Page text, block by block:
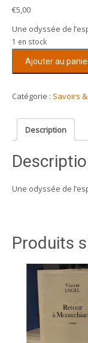
€5,00
Une odyssée de
1 en stock
odyssée
l'espace:
dans
étoiles
Ajouter au
Catégorie : Savoirs
Description
Une odyssée de
Produits